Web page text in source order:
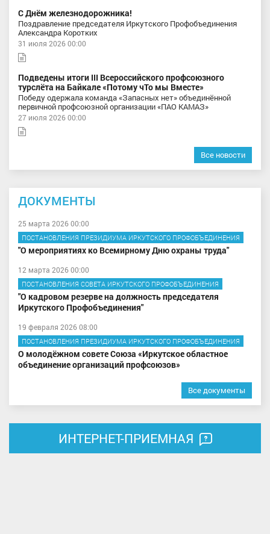
С Днём железнодорожника!
Поздравление председателя Иркутского Профобъединения
Александра Коротких
31 июля 2026 00:00
Подведены итоги III Всероссийского профсоюзного
турслёта на Байкале «Потому чТо мы Вместе»
Победу одержала команда «Запасных нет» объединённой
первичной профсоюзной организации «ПАО КАМАЗ»
27 июля 2026 00:00
Все новости
ДОКУМЕНТЫ
25 марта 2026 00:00
ПОСТАНОВЛЕНИЯ ПРЕЗИДИУМА ИРКУТСКОГО ПРОФОБЪЕДИНЕНИЯ
"О мероприятиях ко Всемирному Дню охраны труда"
12 марта 2026 00:00
ПОСТАНОВЛЕНИЯ СОВЕТА ИРКУТСКОГО ПРОФОБЪЕДИНЕНИЯ
"О кадровом резерве на должность председателя
Иркутского Профобъединения"
19 февраля 2026 08:00
ПОСТАНОВЛЕНИЯ ПРЕЗИДИУМА ИРКУТСКОГО ПРОФОБЪЕДИНЕНИЯ
О молодёжном совете Союза «Иркутское областное
объединение организаций профсоюзов»
Все документы
ИНТЕРНЕТ-ПРИЕМНАЯ